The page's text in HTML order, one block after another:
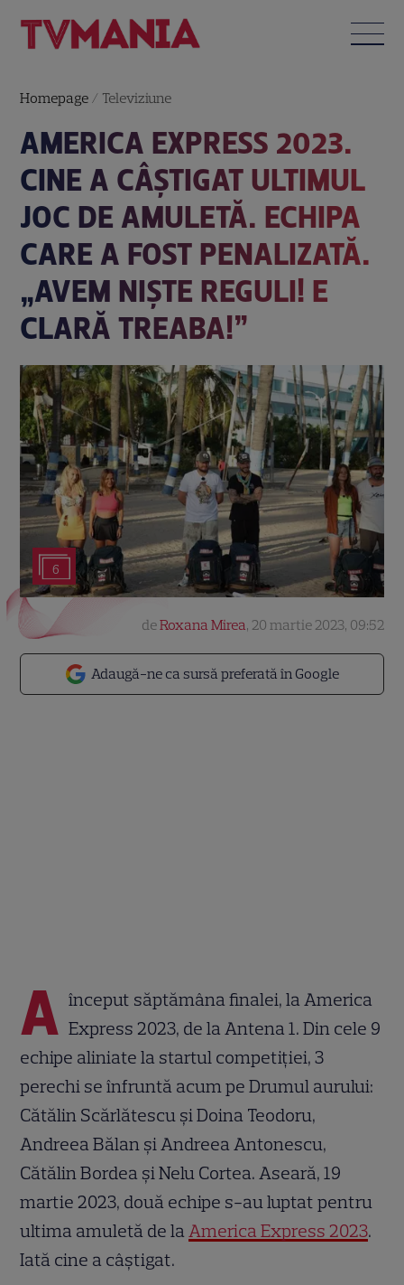
Homepage / Televiziune
AMERICA EXPRESS 2023.
CINE A CÂȘTIGAT ULTIMUL
JOC DE AMULETĂ. ECHIPA
CARE A FOST PENALIZATĂ.
„AVEM NIȘTE REGULI! E
CLARĂ TREABA!”
6
Adaugă-ne ca sursă preferată în Google
deRoxana Mirea, 20 martie 2023, 09:52
A început săptămâna finalei, la America
Express 2023, de la Antena 1. Din cele 9
echipe aliniate la startul competiției, 3
perechi se înfruntă acum pe Drumul aurului:
Cătălin Scărlătescu și Doina Teodoru,
Andreea Bălan și Andreea Antonescu,
Cătălin Bordea și Nelu Cortea. Aseară, 19
martie 2023, două echipe s-au luptat pentru
ultima amuletă de la America Express 2023.
Iată cine a câștigat.